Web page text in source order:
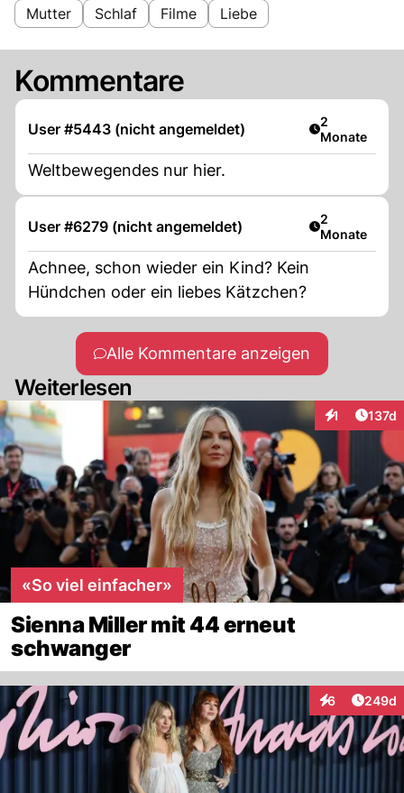
Mutter Schlaf Filme Liebe
Kommentare
User #5443 (nicht angemeldet) Artikel
2
Monate
Weltbewegendes nur hier.
User #6279 (nicht angemeldet) Artikel
2
Monate
Achnee, schon wieder ein Kind? Kein
Hündchen oder ein liebes Kätzchen?
Alle Kommentare anzeigen
Weiterlesen
1
Interaktionen
137d
«So viel einfacher»
Sienna Miller mit 44 erneut
schwanger
6
Interaktionen
249d